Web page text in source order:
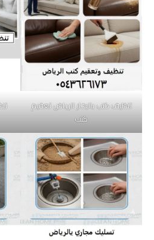
تنظيف كنب بالبخار الرياض تعقيم
كنب